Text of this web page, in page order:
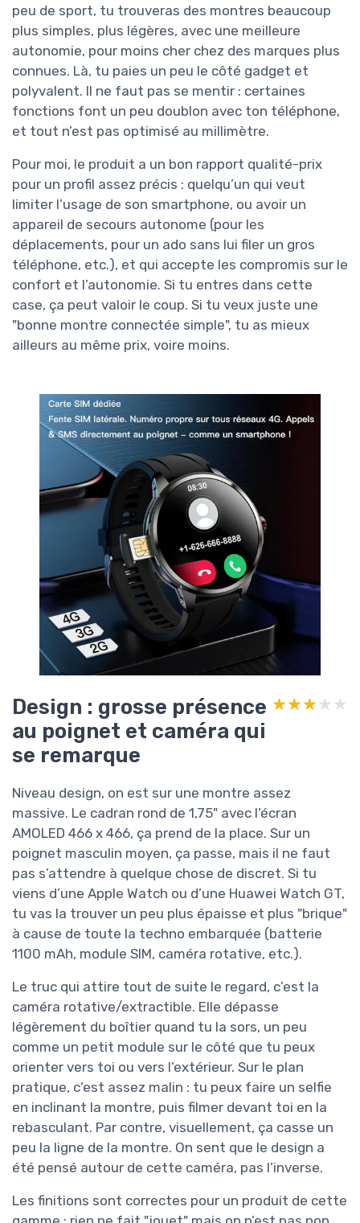
peu de sport, tu trouveras des montres beaucoup
plus simples, plus légères, avec une meilleure
autonomie, pour moins cher chez des marques plus
connues. Là, tu paies un peu le côté gadget et
polyvalent. Il ne faut pas se mentir : certaines
fonctions font un peu doublon avec ton téléphone,
et tout n’est pas optimisé au millimètre.
Pour moi, le produit a un bon rapport qualité-prix
pour un profil assez précis : quelqu’un qui veut
limiter l’usage de son smartphone, ou avoir un
appareil de secours autonome (pour les
déplacements, pour un ado sans lui filer un gros
téléphone, etc.), et qui accepte les compromis sur le
confort et l’autonomie. Si tu entres dans cette
case, ça peut valoir le coup. Si tu veux juste une
"bonne montre connectée simple", tu as mieux
ailleurs au même prix, voire moins.
Design : grosse présence
au poignet et caméra qui
se remarque
★★★★★
★★★★★
Niveau design, on est sur une montre assez
massive. Le cadran rond de 1,75" avec l’écran
AMOLED 466 x 466, ça prend de la place. Sur un
poignet masculin moyen, ça passe, mais il ne faut
pas s’attendre à quelque chose de discret. Si tu
viens d’une Apple Watch ou d’une Huawei Watch GT,
tu vas la trouver un peu plus épaisse et plus "brique"
à cause de toute la techno embarquée (batterie
1100 mAh, module SIM, caméra rotative, etc.).
Le truc qui attire tout de suite le regard, c’est la
caméra rotative/extractible. Elle dépasse
légèrement du boîtier quand tu la sors, un peu
comme un petit module sur le côté que tu peux
orienter vers toi ou vers l’extérieur. Sur le plan
pratique, c’est assez malin : tu peux faire un selfie
en inclinant la montre, puis filmer devant toi en la
rebasculant. Par contre, visuellement, ça casse un
peu la ligne de la montre. On sent que le design a
été pensé autour de cette caméra, pas l’inverse.
Les finitions sont correctes pour un produit de cette